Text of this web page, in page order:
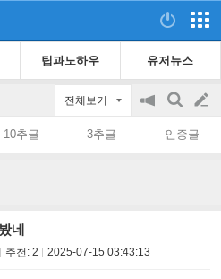
팁과노하우 유저뉴스
전체보기
공
on/off
검
색
글
쓰
10추글 3추글 인증글
네
추천: 2 2025-07-15 03:43:13